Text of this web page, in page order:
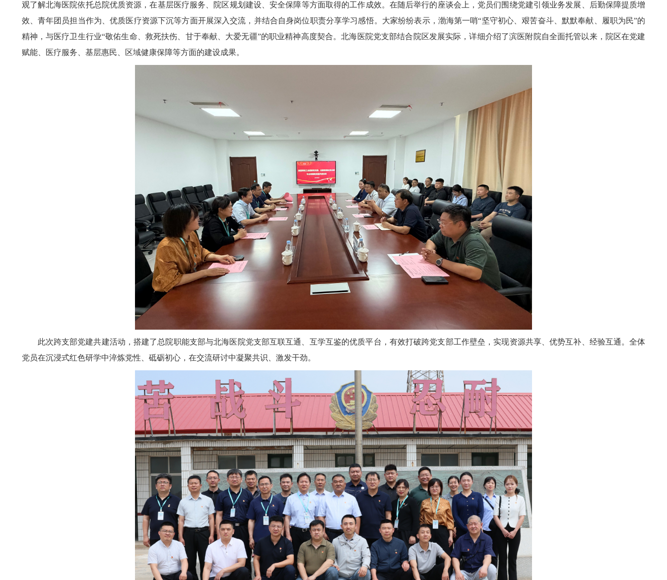
观了解北海医院依托总院优质资源，在基层医疗服务、院区规划建设、安全保障等方面取得的工作成效。在随后举行的座谈会上，党员们围绕党建引领业务发展、后勤保障提质增
效、青年团员担当作为、优质医疗资源下沉等方面开展深入交流，并结合自身岗位职责分享学习感悟。大家纷纷表示，渤海第一哨“坚守初心、艰苦奋斗、默默奉献、履职为民”的
精神，与医疗卫生行业“敬佑生命、救死扶伤、甘于奉献、大爱无疆”的职业精神高度契合。北海医院党支部结合院区发展实际，详细介绍了滨医附院自全面托管以来，院区在党建
赋能、医疗服务、基层惠民、区域健康保障等方面的建设成果。
此次跨支部党建共建活动，搭建了总院职能支部与北海医院党支部互联互通、互学互鉴的优质平台，有效打破跨党支部工作壁垒，实现资源共享、优势互补、经验互通。全体
党员在沉浸式红色研学中淬炼党性、砥砺初心，在交流研讨中凝聚共识、激发干劲。